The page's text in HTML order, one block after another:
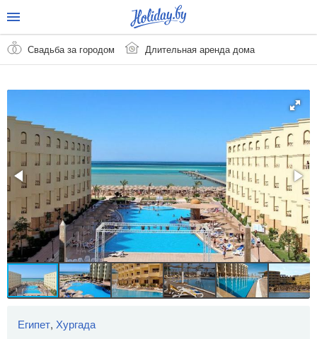
Свадьба за городом Длительная аренда дома
Египет, Хургада